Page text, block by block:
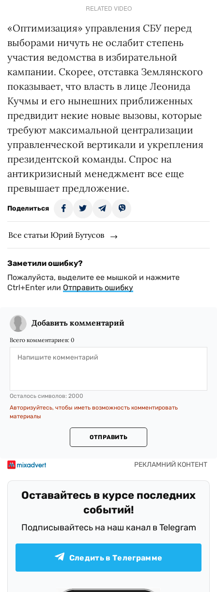
RELATED VIDEO
«Оптимизация» управления СБУ перед
выборами ничуть не ослабит степень
участия ведомства в избирательной
кампании. Скорее, отставка Землянского
показывает, что власть в лице Леонида
Кучмы и его нынешних приближенных
предвидит некие новые вызовы, которые
требуют максимальной централизации
управленческой вертикали и укрепления
президентской команды. Спрос на
антикризисный менеджмент все еще
превышает предложение.
Поделиться
Все статьи Юрий Бутусов
Заметили ошибку?
Пожалуйста, выделите ее мышкой и нажмите
Ctrl+Enter или Отправить ошибку
Добавить комментарий
Всего комментариев: 0
Осталось символов: 2000
Авторизуйтесь, чтобы иметь возможность комментировать
материалы
ОТПРАВИТЬ
Оставайтесь в курсе последних
событий!
Подписывайтесь на наш канал в Telegram
Следить в Телеграмме